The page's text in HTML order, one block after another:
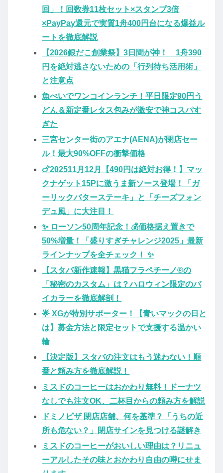
回」！回数券11枚セット×スタンプ3倍
×PayPay還元で実質1舟400円台になる爆益ル
ートを徹底解説
【2026銀だこ創業祭】3日間が神！ 1舟390
円を絶対逃さないための「行列待ち活用術」
と注意点
魚べいでワンコインランチ！平日限定90円う
どん＆新定番レタス包みが激安で神コスパす
ぎた
三宮センター街のアエナ(AENA)が閉店セー
ル！最大90%OFFの衝撃価格
🍗202511月12月【490円は絶対お得！】マッ
クナゲット15Pに激うま新ソース登場！「ガ
ーリックバターステーキ」と「チーズフォン
デュ風」に大注目！
✨ ローソン50周年記念！💰価格据え置きで
50%増量！「盛りすぎチャレンジ2025」最新
ラインナップを全チェック！ ✨
【スタバ新作速報】黒猫フラペチーノ®の
「秘密のカスタム」は？ハロウィン限定のバ
イカラーを徹底解剖！
🌟 XGが特別サポーター！【青いマックの日と
は】募金方法と限定セットで支援する温かい
輪
【決定版】スタバの注文はもう迷わない！順
番と頼み方を徹底解説！
ミスドのコーヒーはおかわり無料！ドーナツ
なしでも注文OK、二杯目からの頼み方を解説
ドミノピザ 閉店店舗、何を基準？「うちの近
所も危ない？」閉店サインを見つける謎解き
ミスドのコーヒーがおいしい理由は？リニュ
ーアルしたその味とおかわり自由の噂にせま